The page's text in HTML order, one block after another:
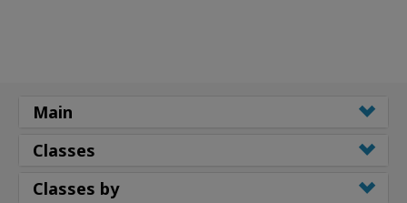
Main
Classes
Classes by